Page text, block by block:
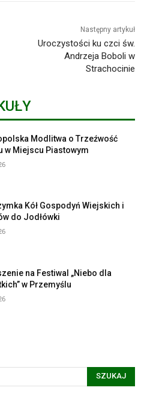
Następny artykuł
Uroczystości ku czci św.
Andrzeja Boboli w
Strachocinie
Modlitwa o Trzeźwość
w Miejscu Piastowym
Kół Gospodyń Wiejskich i
do Jodłówki
na Festiwal „Niebo dla
w Przemyślu
SZUKAJ